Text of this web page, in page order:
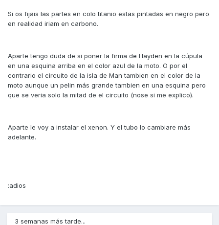
Si os fijais las partes en colo titanio estas pintadas en negro pero
en realidad iriam en carbono.
Aparte tengo duda de si poner la firma de Hayden en la cúpula
en una esquina arriba en el color azul de la moto. O por el
contrario el circuito de la isla de Man tambien en el color de la
moto aunque un pelin más grande tambien en una esquina pero
que se veria solo la mitad de el circuito (nose si me explico).
Aparte le voy a instalar el xenon. Y el tubo lo cambiare más
adelante.
:adios
3 semanas más tarde...